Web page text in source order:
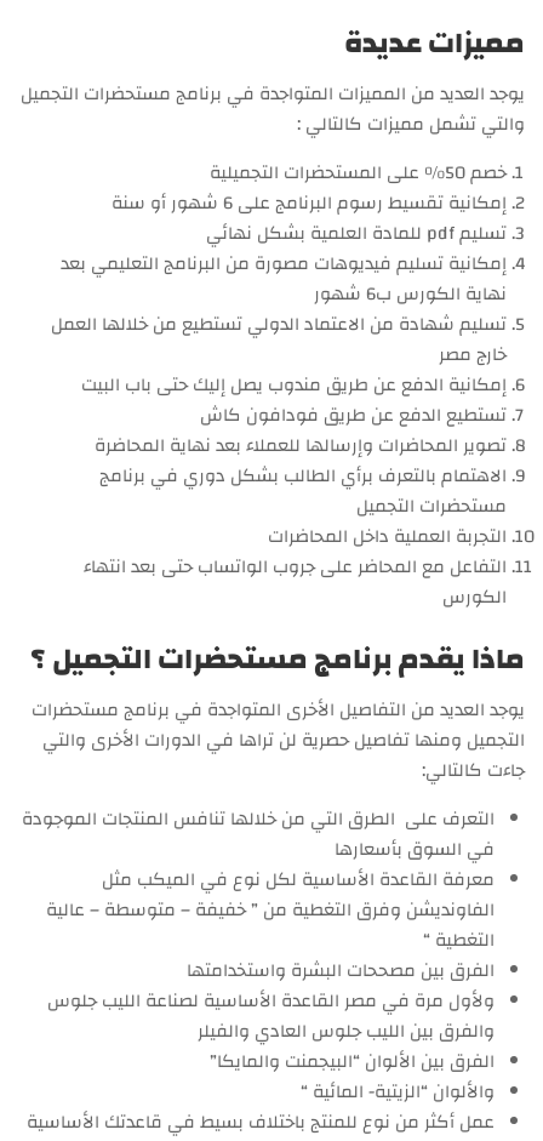
مميزات عديدة
يوجد العديد من المميزات المتواجدة في برنامج مستحضرات التجميل
والتي تشمل مميزات كالتالي :
خصم 50% على المستحضرات التجميلية
إمكانية تقسيط رسوم البرنامج على 6 شهور أو سنة
تسليم pdf للمادة العلمية بشكل نهائي
إمكانية تسليم فيديوهات مصورة من البرنامج التعليمي بعد
نهاية الكورس ب6 شهور
تسليم شهادة من الاعتماد الدولي تستطيع من خلالها العمل
خارج مصر
إمكانية الدفع عن طريق مندوب يصل إليك حتى باب البيت
تستطيع الدفع عن طريق فودافون كاش
تصوير المحاضرات وإرسالها للعملاء بعد نهاية المحاضرة
الاهتمام بالتعرف برأي الطالب بشكل دوري في برنامج
مستحضرات التجميل
التجربة العملية داخل المحاضرات
التفاعل مع المحاضر على جروب الواتساب حتى بعد انتهاء
الكورس
ماذا يقدم برنامج مستحضرات التجميل ؟
يوجد العديد من التفاصيل الأخرى المتواجدة في برنامج مستحضرات
التجميل ومنها تفاصيل حصرية لن تراها في الدورات الأخرى والتي
جاءت كالتالي:
التعرف على الطرق التي من خلالها تنافس المنتجات الموجودة
في السوق بأسعارها
معرفة القاعدة الأساسية لكل نوع في الميكب مثل
الفاونديشن وفرق التغطية من ” خفيفة – متوسطة – عالية
التغطية “
الفرق بين مصححات البشرة واستخدامتها
ولأول مرة في مصر القاعدة الأساسية لصناعة الليب جلوس
والفرق بين الليب جلوس العادي والفيلر
الفرق بين الألوان “البيجمنت والمايكا”
والألوان “الزيتية- المائية “
عمل أكثر من نوع للمنتج باختلاف بسيط في قاعدتك الأساسية